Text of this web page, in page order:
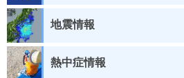
地震情報
熱中症情報